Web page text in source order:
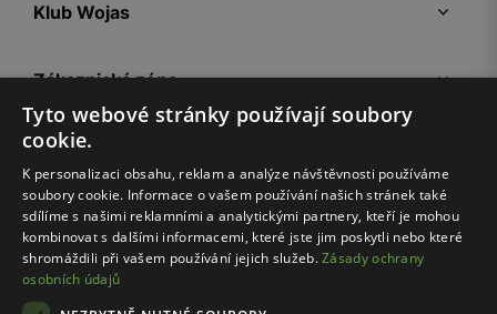
Klub Wojas
Zákaznická zóna
Společnost Wojas
Rady
Tyto webové stránky používají soubory
cookie.
K personalizaci obsahu, reklam a analýze návštěvnosti používáme
soubory cookie. Informace o vašem používání našich stránek také
sdílíme s našimi reklamními a analytickými partnery, kteří je mohou
kombinovat s dalšími informacemi, které jste jim poskytli nebo které
shromáždili při vašem používání jejich služeb.Zásady ochrany
osobních údajů